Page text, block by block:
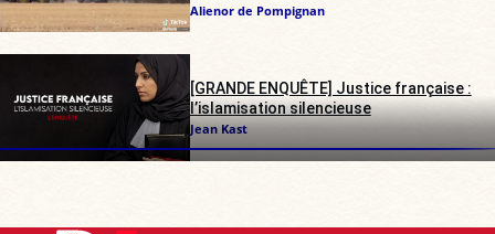
Alienor de Pompignan
[GRANDE ENQUÊTE] Justice française :
l’islamisation silencieuse
Jean Kast